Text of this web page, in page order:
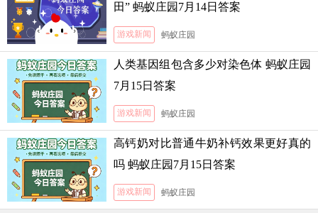
田” 蚂蚁庄园7月14日答案
游戏新闻 蚂蚁庄园
人类基因组包含多少对染色体 蚂蚁庄园
7月15日答案
游戏新闻 蚂蚁庄园
高钙奶对比普通牛奶补钙效果更好真的
吗 蚂蚁庄园7月15日答案
游戏新闻 蚂蚁庄园